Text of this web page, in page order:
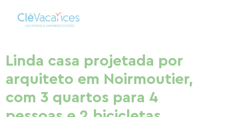
Linda casa projetada por
arquiteto em Noirmoutier,
com 3 quartos para 4